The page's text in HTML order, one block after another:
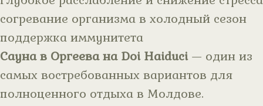
согревание организма в холодный сезон
поддержка иммунитета
Сауна в Оргеева на Doi Haiduci— один из
самых востребованных вариантов для
полноценного отдыха в Молдове.